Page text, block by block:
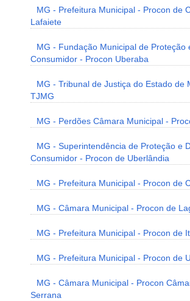
MG - Prefeitura Municipal - Procon de
Lafaiete
MG - Fundação Municipal de Proteção
Consumidor - Procon Uberaba
MG - Tribunal de Justiça do Estado de
TJMG
MG - Perdões Câmara Municipal -
MG - Superintendência de Proteção e
Consumidor - Procon de Uberlândia
MG - Prefeitura Municipal - Procon de
MG - Câmara Municipal - Procon de
MG - Prefeitura Municipal - Procon de
MG - Prefeitura Municipal - Procon de
MG - Câmara Municipal - Procon
Serrana